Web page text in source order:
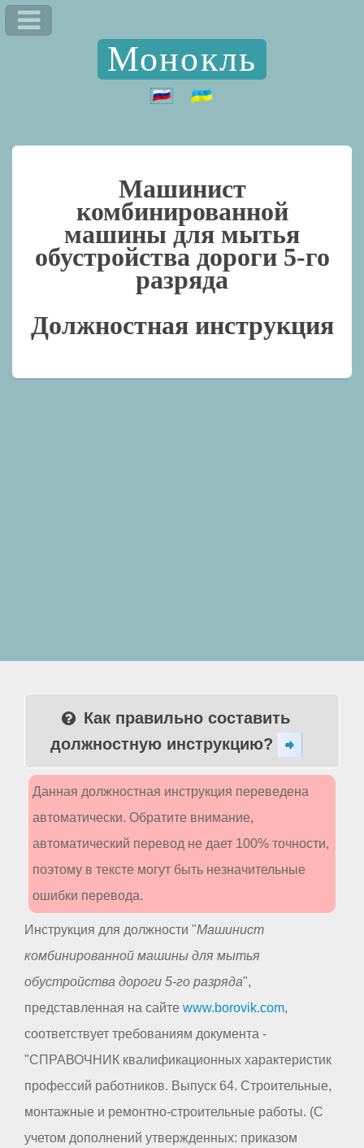
Монокль
Машинист
комбинированной
машины для мытья
обустройства дороги 5-го
разряда
Должностная инструкция
Как правильно составить
должностную инструкцию?
Данная должностная инструкция переведена
автоматически. Обратите внимание,
автоматический перевод не дает 100% точности,
поэтому в тексте могут быть незначительные
ошибки перевода.
Инструкция для должности "Машинист
комбинированной машины для мытья
обустройства дороги 5-го разряда",
представленная на сайте www.borovik.com,
соответствует требованиям документа -
"СПРАВОЧНИК квалификационных характеристик
профессий работников. Выпуск 64. Строительные,
монтажные и ремонтно-строительные работы. (С
учетом дополнений утвержденных: приказом